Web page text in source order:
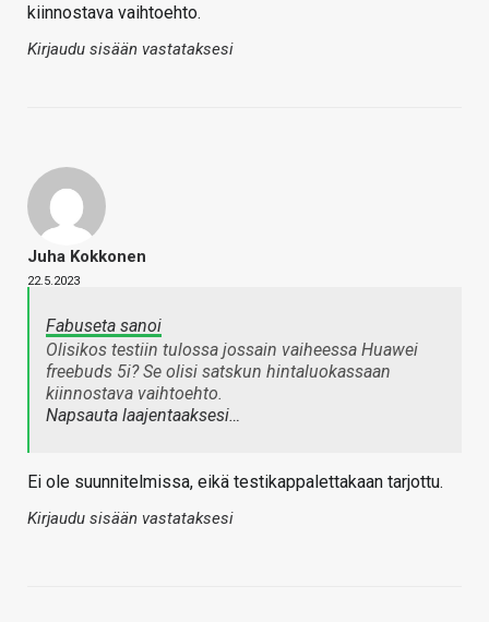
kiinnostava vaihtoehto.
Kirjaudu sisään vastataksesi
Juha Kokkonen
22.5.2023
Fabuseta sanoi
Olisikos testiin tulossa jossain vaiheessa Huawei
freebuds 5i? Se olisi satskun hintaluokassaan
kiinnostava vaihtoehto.
Napsauta laajentaaksesi…
Ei ole suunnitelmissa, eikä testikappalettakaan tarjottu.
Kirjaudu sisään vastataksesi